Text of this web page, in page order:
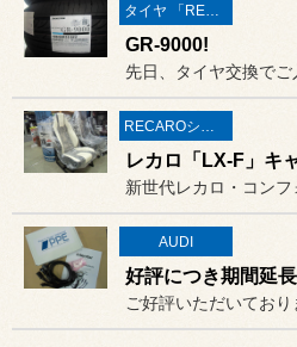
タイヤ 「REGNO」
GR-9000!
RECAROシート
AUDI
好評につき期間延